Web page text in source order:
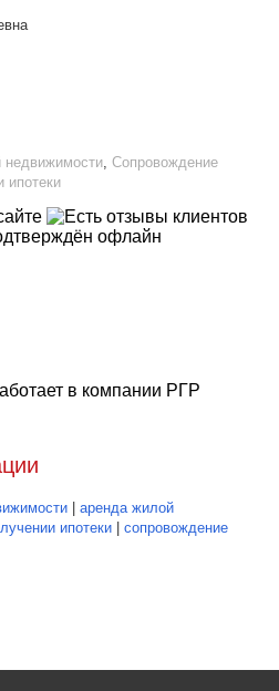
недвижимости, Сопровождение
ипотеки
аренда жилой
ипотеки
сопровождение